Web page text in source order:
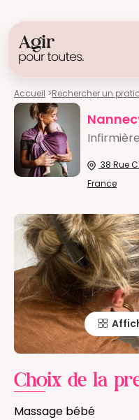
Accueil >Rechercher un
38 Rue
France
Choix de la
Massage bébé